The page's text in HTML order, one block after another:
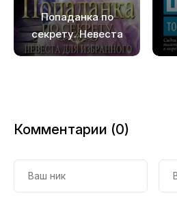
Попаданка по
секрету. Невеста
для избранного
Комментарии (0)